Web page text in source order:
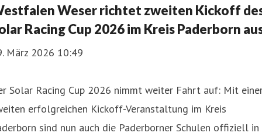
Weser richtet zweiten Kickoff
Racing Cup 2026 im Kreis Paderborn
März 2026 10:49
Solar Racing Cup 2026 nimmt weiter Fahrt auf: Mit
erfolgreichen Kickoff-Veranstaltung im Kreis
sind nun auch die Paderborner Schulen offiziell in